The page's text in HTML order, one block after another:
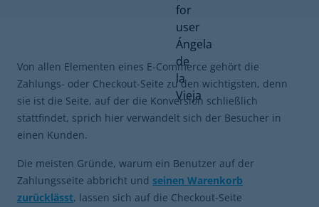
Von allen Elementen eines E-Commerce gehört die
Zahlungs- oder Checkout-Seite zu den wichtigsten, denn
sie ist die Seite, auf der die Konversion schließlich
stattfindet, sprich hier verwandelt sich der Besucher in
einen Kunden.
Die meisten Gründe, warum ein Benutzer auf der
Zahlungsseite abbricht und seinen Warenkorb
zurücklässt, lassen sich auf die Checkout-Seite